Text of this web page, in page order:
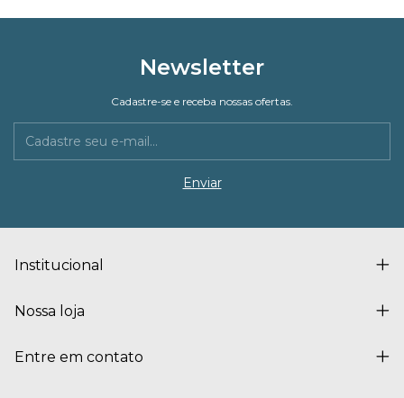
Newsletter
Cadastre-se e receba nossas ofertas.
Institucional
Nossa loja
Entre em contato